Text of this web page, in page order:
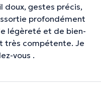
doux, gestes précis,
profondément
légèreté et de bien-
très compétente. Je
vous .